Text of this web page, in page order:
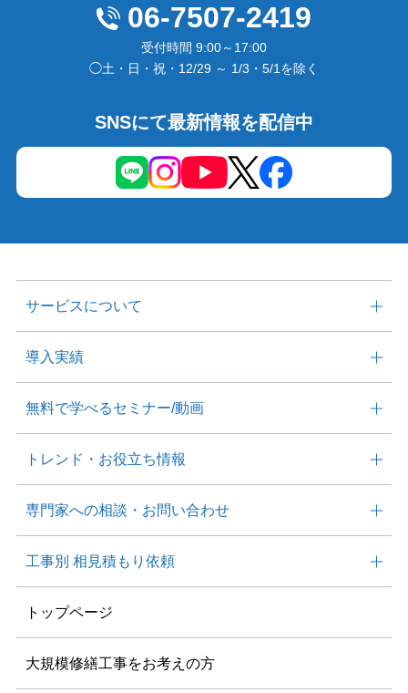
06-7507-2419
受付時間 9:00～17:00
◯土・日・祝・12/29 ～ 1/3・5/1を除く
SNSにて最新情報を配信中
サービスについて
導入実績
無料で学べるセミナー/動画
トレンド・ お役⽴ち情報
専⾨家への相談・ お問い合わせ
工事別 相見積もり依頼
トップページ
大規模修繕工事をお考えの方